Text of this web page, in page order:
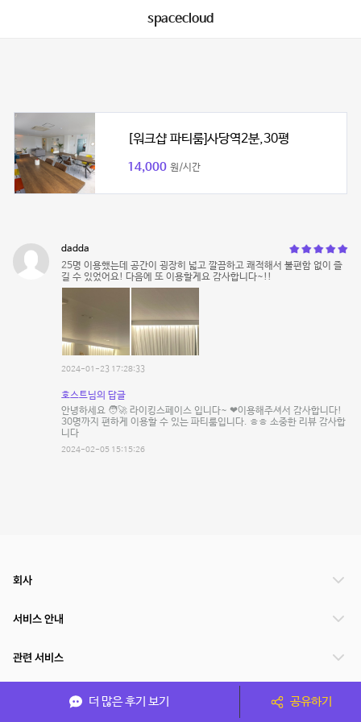
spacecloud
[워크샵 파티룸]사당역2분,30평
14,000 원/시간
dadda
25명 이용했는데 공간이 굉장히 넓고 깔끔하고 쾌적해서 불편함 없이 즐
길 수 있었어요! 다음에 또 이용할게요 감사합니다~!!
2024-01-23 17:28:33
호스트님의 답글
안녕하세요 🧑‍🚀 라이킹스페이스 입니다~ ❤이용해주셔서 감사합니다!
30명까지 편하게 이용할 수 있는 파티룸입니다. ㅎㅎ 소중한 리뷰 감사합
니다
2024-02-05 15:15:26
더 많은 후기 보기 공유하기
회사
서비스 안내
관련 서비스